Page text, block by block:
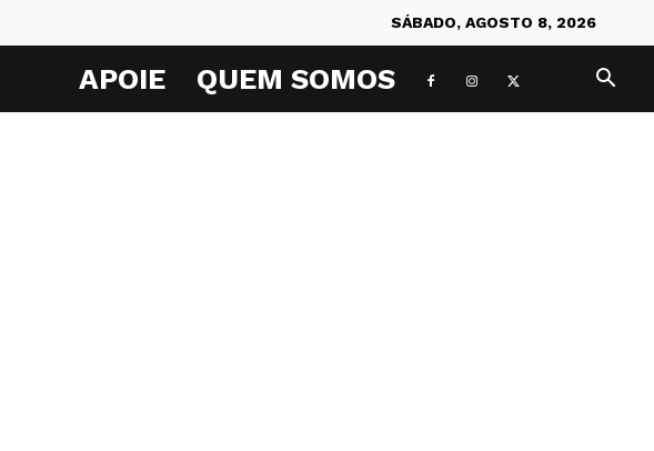
SÁBADO, AGOSTO 8, 2026
APOIE QUEM SOMOS